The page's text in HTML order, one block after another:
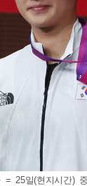
= 25일(현지시간)